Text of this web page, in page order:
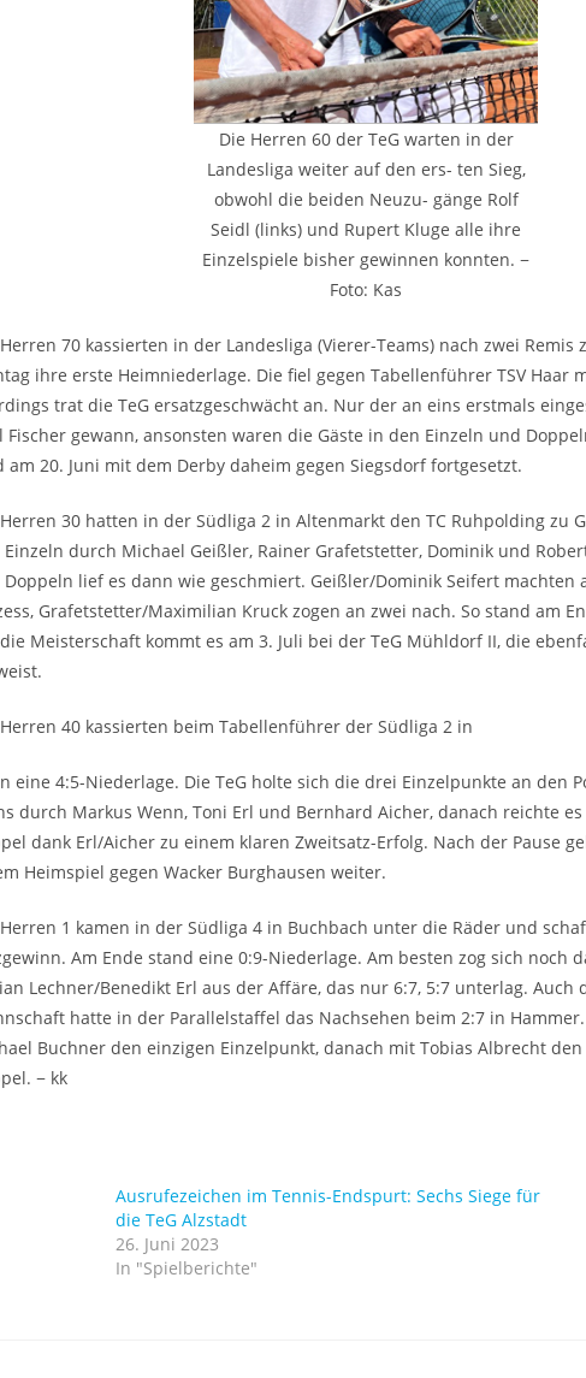
Die Herren 60 der TeG warten in der
Landesliga weiter auf den ers- ten Sieg,
obwohl die beiden Neuzu- gänge Rolf
Seidl (links) und Rupert Kluge alle ihre
Einzelspiele bisher gewinnen konnten. −
Foto: Kas
70 kassierten in der Landesliga (Vierer-Teams) nach zwei Remis
ihre erste Heimniederlage. Die fiel gegen Tabellenführer TSV Haar
trat die TeG ersatzgeschwächt an. Nur der an eins erstmals
Fischer gewann, ansonsten waren die Gäste in den Einzeln und
am 20. Juni mit dem Derby daheim gegen Siegsdorf fortgesetzt.
30 hatten in der Südliga 2 in Altenmarkt den TC Ruhpolding zu
durch Michael Geißler, Rainer Grafetstetter, Dominik und
Doppeln lief es dann wie geschmiert. Geißler/Dominik Seifert machten
Grafetstetter/Maximilian Kruck zogen an zwei nach. So stand am
Meisterschaft kommt es am 3. Juli bei der TeG Mühldorf II, die
40 kassierten beim Tabellenführer der Südliga 2 in
eine 4:5-Niederlage. Die TeG holte sich die drei Einzelpunkte an den
durch Markus Wenn, Toni Erl und Bernhard Aicher, danach reichte
dank Erl/Aicher zu einem klaren Zweitsatz-Erfolg. Nach der Pause
Heimspiel gegen Wacker Burghausen weiter.
1 kamen in der Südliga 4 in Buchbach unter die Räder und
Am Ende stand eine 0:9-Niederlage. Am besten zog sich noch
Lechner/Benedikt Erl aus der Affäre, das nur 6:7, 5:7 unterlag. Auch
hatte in der Parallelstaffel das Nachsehen beim 2:7 in
Buchner den einzigen Einzelpunkt, danach mit Tobias Albrecht
− kk
Ausrufezeichen im Tennis-Endspurt: Sechs Siege für
die TeG Alzstadt
26. Juni 2023
In "Spielberichte"